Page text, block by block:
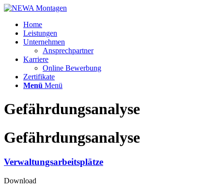
Home
Leistungen
Unternehmen
Ansprechpartner
Karriere
Online Bewerbung
Zertifikate
Menü Menü
Gefährdungsanalyse
Gefährdungsanalyse
Verwaltungsarbeitsplätze
Download